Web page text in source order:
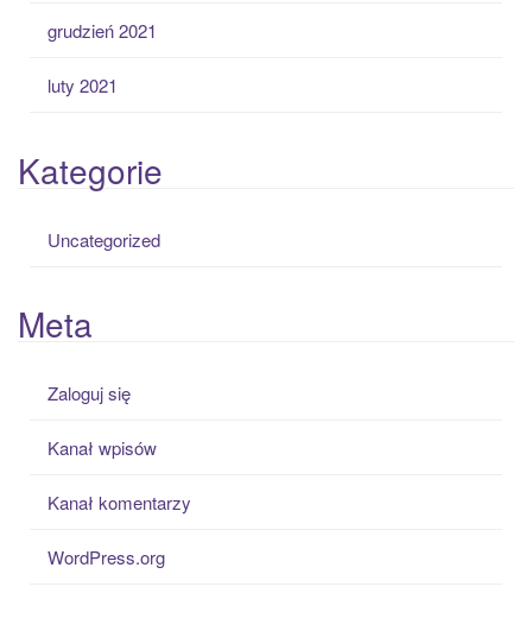
grudzień 2021
luty 2021
Kategorie
Uncategorized
Meta
Zaloguj się
Kanał wpisów
Kanał komentarzy
WordPress.org